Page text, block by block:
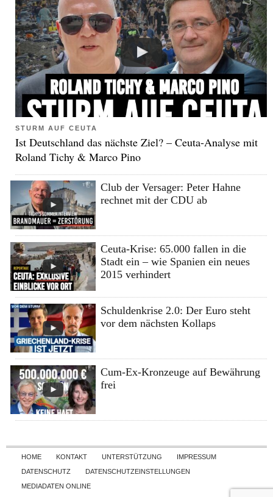
STURM AUF CEUTA
Ist Deutschland das nächste Ziel? – Ceuta-Analyse mit
Roland Tichy & Marco Pino
Club der Versager: Peter Hahne
rechnet mit der CDU ab
Ceuta-Krise: 65.000 fallen in die
Stadt ein – wie Spanien ein neues
2015 verhindert
Schuldenkrise 2.0: Der Euro steht
vor dem nächsten Kollaps
Cum-Ex-Kronzeuge auf Bewährung
frei
Skip to content
HOME KONTAKT UNTERSTÜTZUNG
IMPRESSUM
DATENSCHUTZ
DATENSCHUTZEINSTELLUNGEN
MEDIADATEN ONLINE